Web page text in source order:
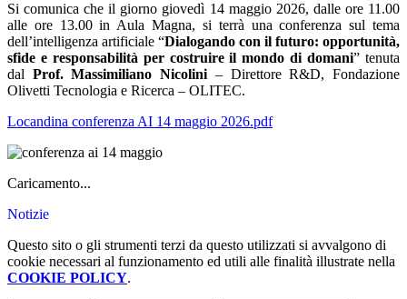
Si comunica che il giorno giovedì 14 maggio 2026, dalle ore 11.00
alle ore 13.00 in Aula Magna, si terrà una conferenza sul tema
dell’intelligenza artificiale “Dialogando con il futuro: opportunità,
sfide e responsabilità per costruire il mondo di domani” tenuta
dal Prof. Massimiliano Nicolini – Direttore R&D, Fondazione
Olivetti Tecnologia e Ricerca – OLITEC.
Locandina conferenza AI 14 maggio 2026.pdf
Caricamento...
Notizie
Questo sito o gli strumenti terzi da questo utilizzati si avvalgono di
cookie necessari al funzionamento ed utili alle finalità illustrate nella
COOKIE POLICY.